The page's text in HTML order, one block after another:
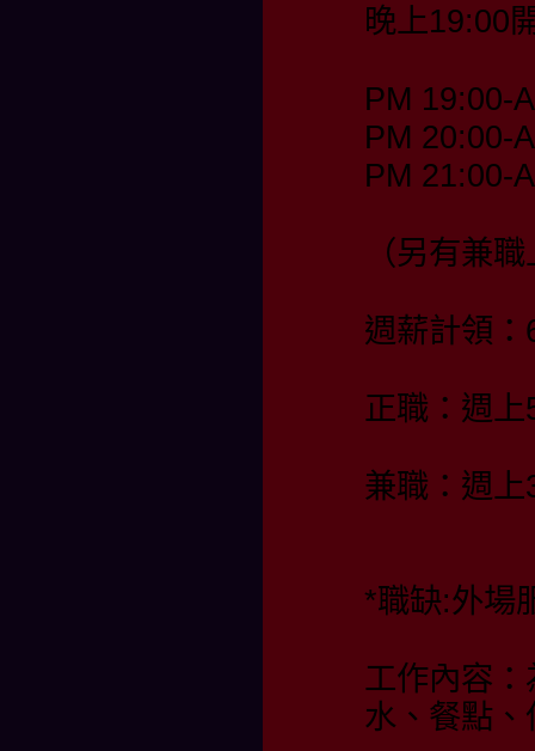
晚上19:00
PM 19:00-
PM 20:00-
PM 21:00-
（另有兼
週薪計領
正職：週
兼職：週
*職缺:外場
工作內容
水、餐點